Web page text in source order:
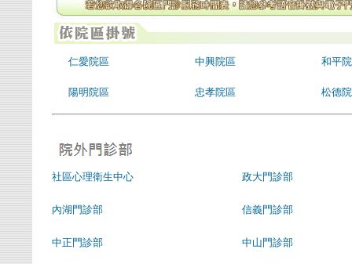
仁愛院區 中興院區 和平
陽明院區 忠孝院區 松德
社區心理衛生中心 政大門診部
內湖門診部 信義門診部
中正門診部 中山門診部